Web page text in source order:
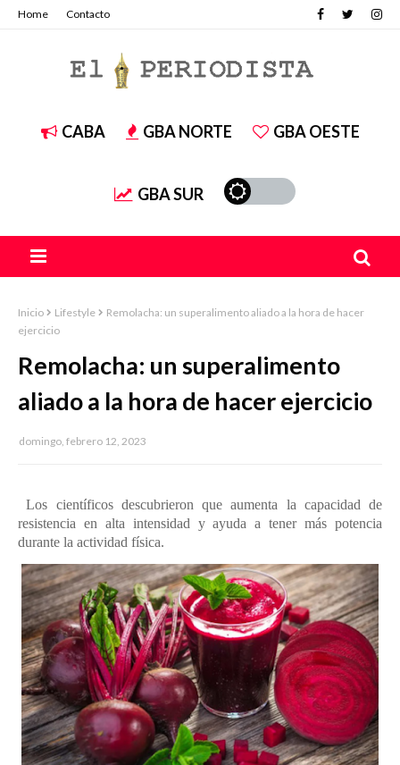
Home Contacto
CABA GBA NORTE GBA OESTE
GBA SUR
Inicio Lifestyle
Remolacha: un superalimento aliado a la hora de hacer
ejercicio
Remolacha: un superalimento
aliado a la hora de hacer ejercicio
domingo, febrero 12, 2023
Los científicos descubrieron que aumenta la capacidad de
resistencia en alta intensidad y ayuda a tener más potencia
durante la actividad física.